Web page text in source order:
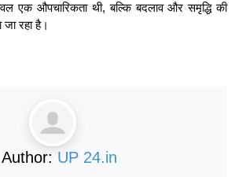
एक औपचारिकता थी, बल्कि बदलाव और समृद्धि की
रहा है।
Author: UP 24.in